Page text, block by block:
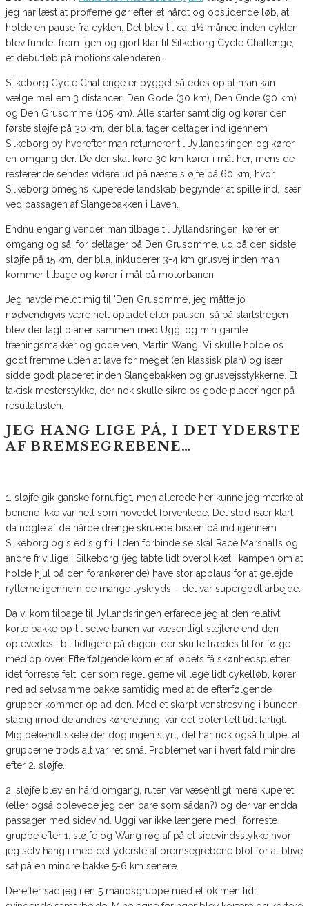
jeg har læst at profferne gør efter et hårdt og opslidende løb, at
holde en pause fra cyklen. Det blev til ca. 1½ måned inden cyklen
blev fundet frem igen og gjort klar til Silkeborg Cycle Challenge,
et debutløb på motionskalenderen.
Silkeborg Cycle Challenge er bygget således op at man kan
vælge mellem 3 distancer; Den Gode (30 km), Den Onde (90 km)
og Den Grusomme (105 km). Alle starter samtidig og kører den
første sløjfe på 30 km, der bl.a. tager deltager ind igennem
Silkeborg by hvorefter man returnerer til Jyllandsringen og kører
en omgang der. De der skal køre 30 km kører i mål her, mens de
resterende sendes videre ud på næste sløjfe på 60 km, hvor
Silkeborg omegns kuperede landskab begynder at spille ind, især
ved passagen af Slangebakken i Laven.
Endnu engang vender man tilbage til Jyllandsringen, kører en
omgang og så, for deltager på Den Grusomme, ud på den sidste
sløjfe på 15 km, der bl.a. inkluderer 3-4 km grusvej inden man
kommer tilbage og kører i mål på motorbanen.
Jeg havde meldt mig til ’Den Grusomme’, jeg måtte jo
nødvendigvis være helt opladet efter pausen, så på startstregen
blev der lagt planer sammen med Uggi og min gamle
træningsmakker og gode ven, Martin Wang. Vi skulle holde os
godt fremme uden at lave for meget (en klassisk plan) og især
sidde godt placeret inden Slangebakken og grusvejsstykkerne. Et
taktisk mesterstykke, der nok skulle sikre os gode placeringer på
resultatlisten.
JEG HANG LIGE PÅ, I DET YDERSTE
AF BREMSEGREBENE…
1. sløjfe gik ganske fornuftigt, men allerede her kunne jeg mærke at
benene ikke var helt som hovedet forventede. Det stod især klart
da nogle af de hårde drenge skruede bissen på ind igennem
Silkeborg og sled sig fri. I den forbindelse skal Race Marshalls og
andre frivillige i Silkeborg (jeg tabte lidt overblikket i kampen om at
holde hjul på den forankørende) have stor applaus for at gelejde
rytterne igennem de mange lyskryds – det var supergodt arbejde.
Da vi kom tilbage til Jyllandsringen erfarede jeg at den relativt
korte bakke op til selve banen var væsentligt stejlere end den
oplevedes i bil tidligere på dagen, der skulle trædes til for følge
med op over. Efterfølgende kom et af løbets få skønhedspletter,
idet forreste felt, der som regel gerne vil lege lidt cykelløb, kører
ned ad selvsamme bakke samtidig med at de efterfølgende
grupper kommer op ad den. Med et skarpt venstresving i bunden,
stadig imod de andres køreretning, var det potentielt lidt farligt.
Mig bekendt skete der dog ingen styrt, det har nok også hjulpet at
grupperne trods alt var ret små. Problemet var i hvert fald mindre
efter 2. sløjfe.
2. sløjfe blev en hård omgang, ruten var væsentligt mere kuperet
(eller også oplevede jeg den bare som sådan?) og der var endda
passager med sidevind. Uggi var ikke længere med i forreste
gruppe efter 1. sløjfe og Wang røg af på et sidevindsstykke hvor
jeg selv hang i med det yderste af bremsegrebene blot for at blive
sat på en mindre bakke 5-6 km senere.
Derefter sad jeg i en 5 mandsgruppe med et ok men lidt